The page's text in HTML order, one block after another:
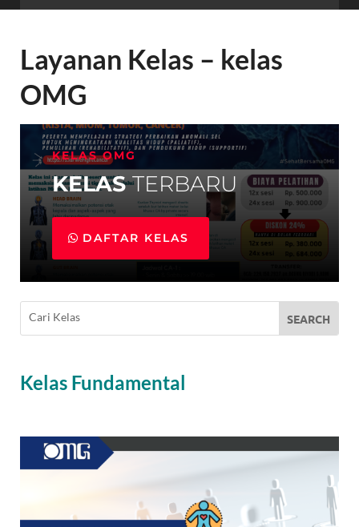
Layanan Kelas – kelas
OMG
KELAS OMG
KELASTERBARU
DAFTAR KELAS
Kelas Fundamental